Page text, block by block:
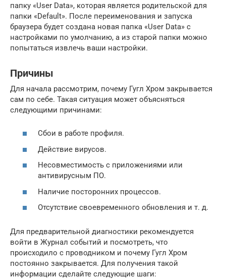
папку «User Data», которая является родительской для
папки «Default». После переименования и запуска
браузера будет создана новая папка «User Data» с
настройками по умолчанию, а из старой папки можно
попытаться извлечь ваши настройки.
Причины
Для начала рассмотрим, почему Гугл Хром закрывается
сам по себе. Такая ситуация может объясняться
следующими причинами:
Сбои в работе профиля.
Действие вирусов.
Несовместимость с приложениями или
антивирусным ПО.
Наличие посторонних процессов.
Отсутствие своевременного обновления и т. д.
Для предварительной диагностики рекомендуется
войти в Журнал событий и посмотреть, что
происходило с проводником и почему Гугл Хром
постоянно закрывается. Для получения такой
информации сделайте следующие шаги: